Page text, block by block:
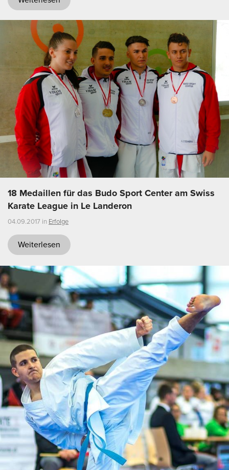
18 Medaillen für das Budo Sport Center am Swiss
Karate League in Le Landeron
04.09.2017 in Erfolge
Weiterlesen